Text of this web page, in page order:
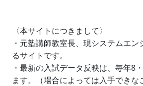
〈本サイトにつきまして〉
・元塾講師教室長、現システムエ
るサイトです。
・最新の入試データ反映は、毎年8
ます。（場合によっては入手できな